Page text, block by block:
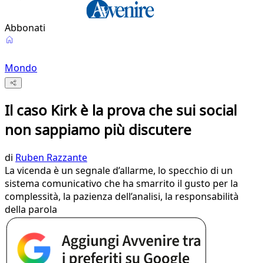
Abbonati
Mondo
Il caso Kirk è la prova che sui social
non sappiamo più discutere
di Ruben Razzante
La vicenda è un segnale d’allarme, lo specchio di un
sistema comunicativo che ha smarrito il gusto per la
complessità, la pazienza dell’analisi, la responsabilità
della parola